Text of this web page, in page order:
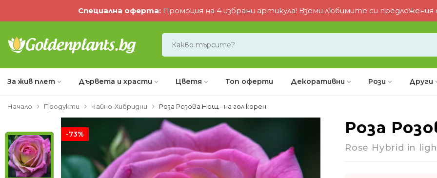
Специална оферта: Промоция на 4 избрани артикула! Вземи любимите си предложения
За жив плет Дървета и храсти Цветя Топ оферти Декоративни Рози Други
Начало Продукти Чайно-Хибридни Роза Розова Нощ - на гол корен
-73% Роза
Rose Hybrid in